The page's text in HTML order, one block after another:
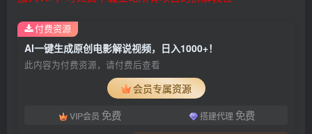
AI一键生成原创电影解说视频，日入1000+！
此内容为付费资源，请付费后查看
会员专属资源
VIP会员 免费 搭建代理 免费
付费资源